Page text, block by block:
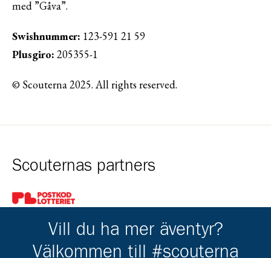
med ”Gåva”.
Swishnummer: 123-591 21 59
Plusgiro: 205355-1
© Scouterna 2025. All rights reserved.
Scouternas partners
Gå till pl_50
Vill du ha mer äventyr?
Välkommen till #scouterna